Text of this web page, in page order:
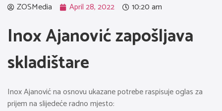
ZOSMedia April 28, 2022 10:20 am
Inox Ajanović zapošljava
skladištare
Inox Ajanović na osnovu ukazane potrebe raspisuje oglas za
prijem na slijedeće radno mjesto: